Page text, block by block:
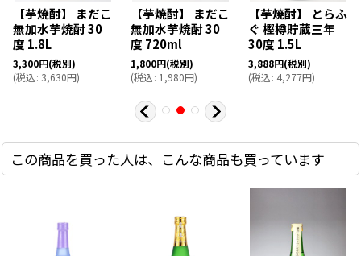
【芋焼酎】 まだこ
無加水芋焼酎 30
度 1.8L
3,300円(税別)
(税込: 3,630円)
【芋焼酎】 まだこ
無加水芋焼酎 30
度 720ml
1,800円(税別)
(税込: 1,980円)
【芋焼酎】 とらふ
ぐ 樫樽貯蔵三年
30度 1.5L
3,888円(税別)
(税込: 4,277円)
この商品を買った人は、こんな商品も買っています